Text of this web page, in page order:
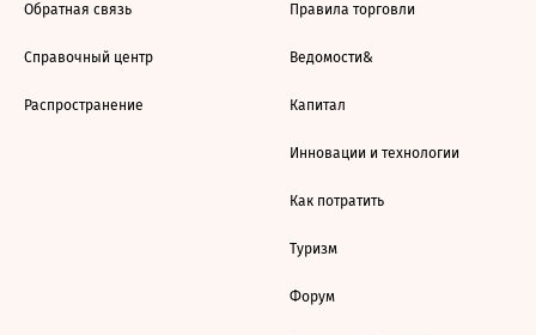
Обратная связь
Справочный центр
Распространение
Правила торговли
Ведомости&
Капитал
Инновации и технологии
Как потратить
Туризм
Форум